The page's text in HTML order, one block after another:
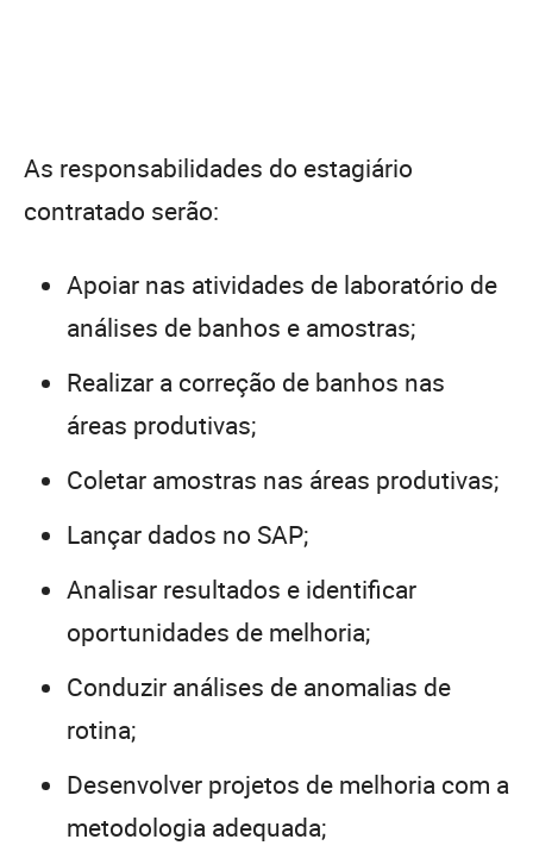
As responsabilidades do estagiário
contratado serão:
Apoiar nas atividades de laboratório de
análises de banhos e amostras;
Realizar a correção de banhos nas
áreas produtivas;
Coletar amostras nas áreas produtivas;
Lançar dados no SAP;
Analisar resultados e identificar
oportunidades de melhoria;
Conduzir análises de anomalias de
rotina;
Desenvolver projetos de melhoria com a
metodologia adequada;